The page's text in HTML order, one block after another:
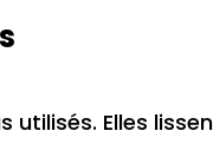
Elles